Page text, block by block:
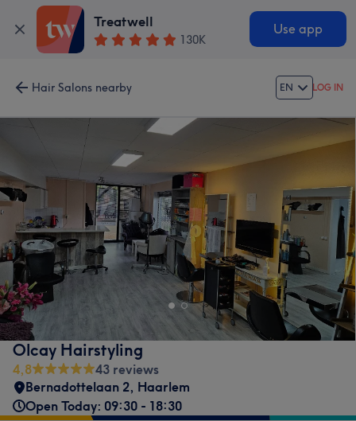
Treatwell
130K
Use app
Hair Salons nearby EN LOG IN
Olcay Hairstyling
4,8
43 reviews
Bernadottelaan 2, Haarlem
Open Today: 09:30 - 18:30